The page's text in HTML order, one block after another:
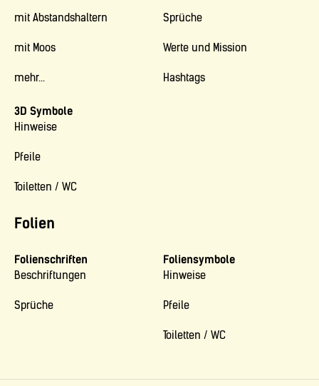
Folien
mit Abstandshaltern
mit Moos
mehr...
Sprüche
Werte und Mission
Hashtags
3D Symbole
Hinweise
Pfeile
Toiletten / WC
Folienschriften
Beschriftungen
Sprüche
Foliensymbole
Hinweise
Pfeile
Toiletten / WC